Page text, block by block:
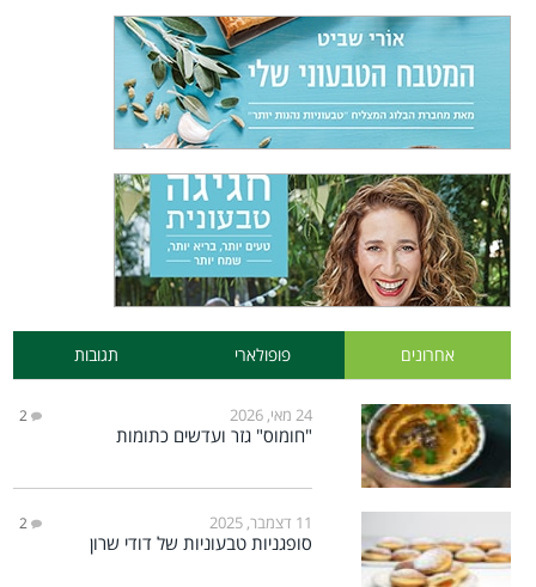
אחרונים פופולארי תגובות
24 מאי, 2026 2
"חומוס" גזר ועדשים כתומות
11 דצמבר, 2025 2
סופגניות טבעוניות של דודי שרון